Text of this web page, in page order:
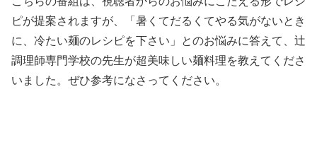
ピが提案されますが、「暑くてだるくてやる気がないとき
に、冷たい麺のレシピを下さい」とのお悩みに答えて、辻
調理師専門学校の先生が超美味しい麺料理を教えてくださ
いました。ぜひ参考になさってください。